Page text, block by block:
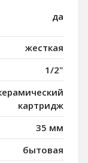
да
жесткая
1/2"
картридж
35 мм
бытовая